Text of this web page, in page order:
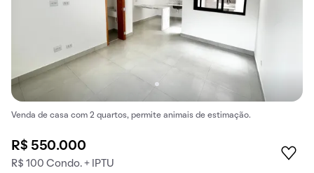
Venda de casa com 2 quartos, permite animais de estimação.
R$ 550.000
R$ 100 Condo. + IPTU